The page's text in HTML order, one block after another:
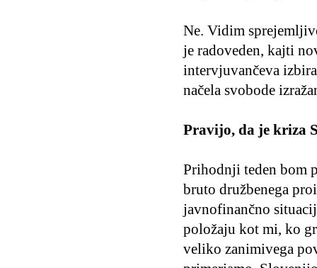
Ne. Vidim
je radoveden, kajti
intervjuvančeva
načela svobode
Pravijo, da je kriza
Prihodnji teden bom
bruto družbenega
javnofinančno
položaju kot mi, ko
veliko zanimivega